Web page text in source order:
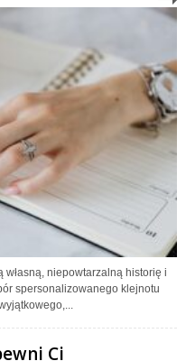
niepowtarzalną historię i
spersonalizowanego klejnotu
Ci